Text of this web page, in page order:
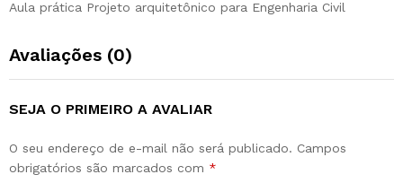
Aula prática Projeto arquitetônico para Engenharia Civil
Avaliações (0)
SEJA O PRIMEIRO A AVALIAR
O seu endereço de e-mail não será publicado. Campos
obrigatórios são marcados com *